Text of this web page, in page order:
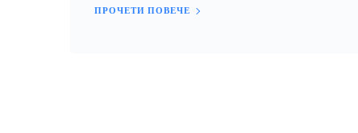
ПРОЧЕТИ ПОВЕЧЕ